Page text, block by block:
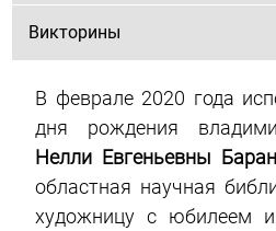
Викторины
В феврале 2020 года
дня рождения
Нелли Евгеньевны
областная научная
художницу с юбилеем